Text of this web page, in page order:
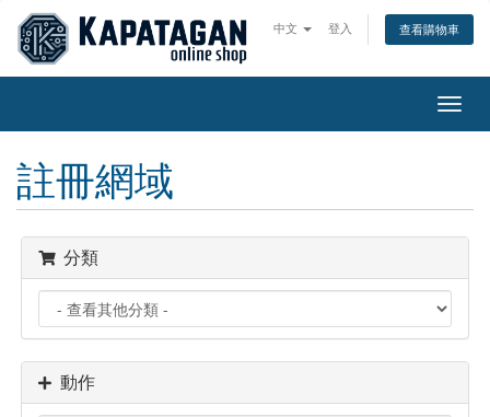
中文 登入 查看購物車
切
換
註冊網域
分類
動作